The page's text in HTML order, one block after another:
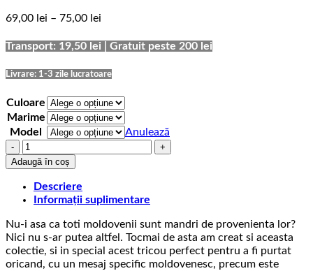
69,00 lei – 75,00 lei
prețuri:
până
75,00 lei
Transport: 19,50 lei | Gratuit peste 200 lei
Livrare: 1-3 zile lucratoare
Culoare
Marime
Model
Anulează
Cantitate
Tricou
cu
mesaj
moldovenesc
c?
sunt
moldovean
Adaugă în coș
Descriere
Informații suplimentare
Nu-i asa ca toti moldovenii sunt mandri de provenienta lor?
Nici nu s-ar putea altfel. Tocmai de asta am creat si aceasta
colectie, si in special acest tricou perfect pentru a fi purtat
oricand, cu un mesaj specific moldovenesc, precum este